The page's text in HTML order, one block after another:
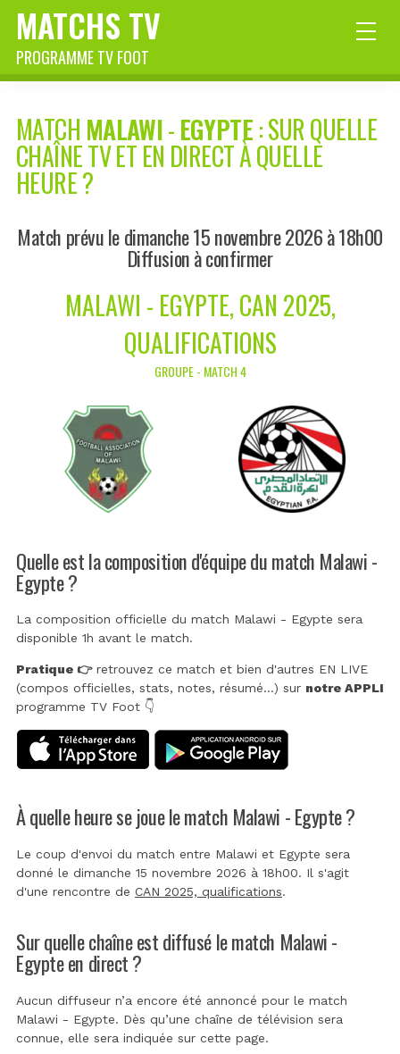
MATCHS TV
PROGRAMME TV FOOT
MATCH MALAWI-EGYPTE: SUR QUELLE
CHAÎNE TV ET EN DIRECT À QUELLE
HEURE ?
Match prévu le dimanche 15 novembre 2026 à 18h00
Diffusion à confirmer
MALAWI - EGYPTE, CAN 2025,
QUALIFICATIONS
GROUPE - MATCH 4
Quelle est la composition d'équipe du match Malawi -
Egypte ?
La composition officielle du match Malawi - Egypte sera
disponible 1h avant le match.
Pratique 👉retrouvez ce match et bien d'autres EN LIVE
(compos officielles, stats, notes, résumé...) sur notre APPLI
programme TV Foot 👇
À quelle heure se joue le match Malawi - Egypte ?
Le coup d'envoi du match entre Malawi et Egypte sera
donné le dimanche 15 novembre 2026 à 18h00. Il s'agit
d'une rencontre de CAN 2025, qualifications.
Sur quelle chaîne est diffusé le match Malawi -
Egypte en direct ?
Aucun diffuseur n’a encore été annoncé pour le match
Malawi - Egypte. Dès qu’une chaîne de télévision sera
connue, elle sera indiquée sur cette page.